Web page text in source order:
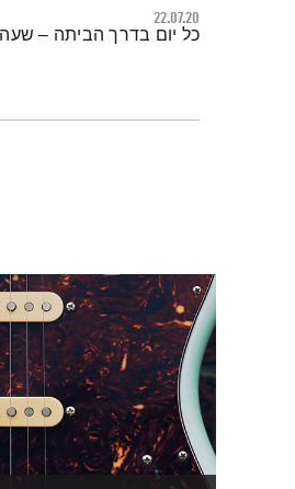
22.07.20
תמצית הפודקאסט
כל יום בדרך הביתה – שעה